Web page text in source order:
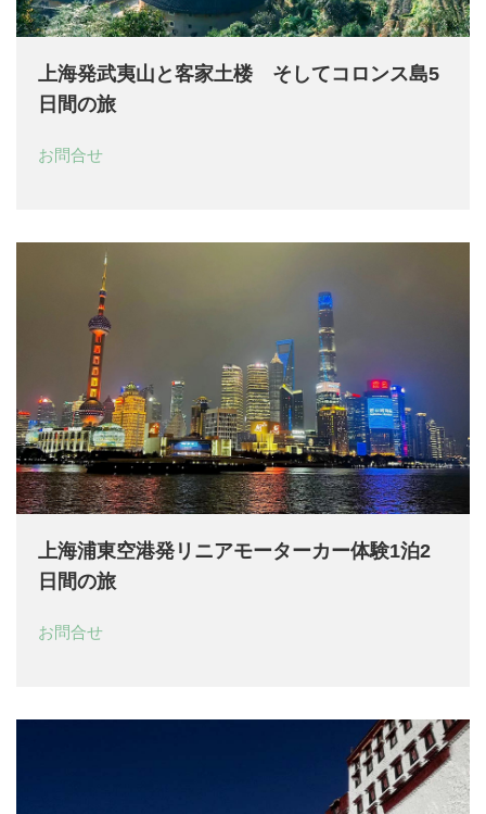
上海発武夷山と客家土楼 そしてコロンス島5
日間の旅
お問合せ
上海浦東空港発リニアモーターカー体験1泊2
日間の旅
お問合せ